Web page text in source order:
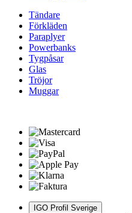
Tändare
Förkläden
Paraplyer
Powerbanks
Tygpåsar
Glas
Tröjor
Muggar
IGO Profil Sverige